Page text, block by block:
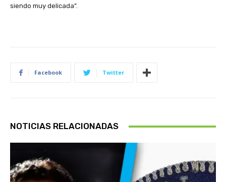
siendo muy delicada”.
Facebook Twitter
NOTICIAS RELACIONADAS